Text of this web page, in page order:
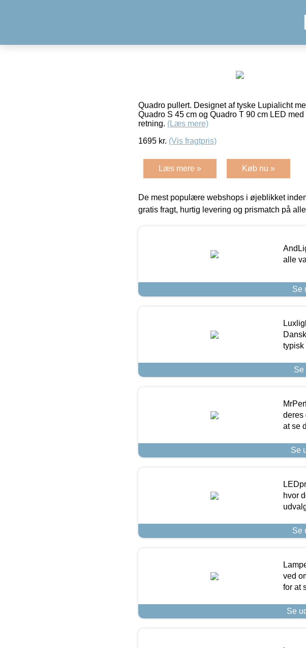
Quadro pullert. Designet af tyske Lupialicht
Quadro S 45 cm og Quadro T 90 cm LED
retning. (Læs mere)
1695 kr. (Vis fragtpris)
Læs mere » Køb nu »
De mest populære webshops i øjeblikket
gratis fragt, hurtig levering og prismatch på
alle
Se
typisk
Se
deres
at se
Se
hvor
Se
ved
for at
Se